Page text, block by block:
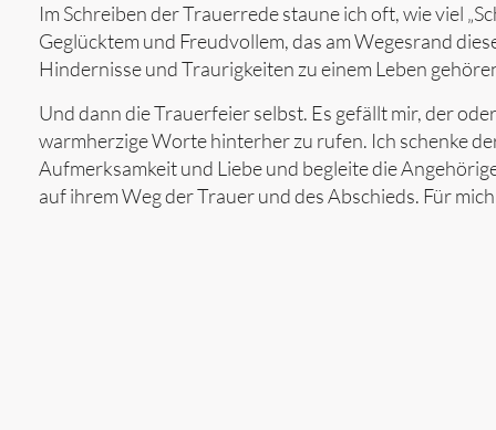
Im Schreiben der Trauerrede staune ich oft, wie viel
Geglücktem und Freudvollem, das am Wegesrand
Hindernisse und Traurigkeiten zu einem Leben
Und dann die Trauerfeier selbst. Es gefällt mir, der
warmherzige Worte hinterher zu rufen. Ich schenke
Aufmerksamkeit und Liebe und begleite die
auf ihrem Weg der Trauer und des Abschieds. Für